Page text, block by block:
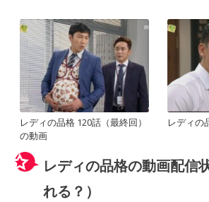
レディの品格 120話（最終回）
の動画
レディの
レディの品格の動画配信
れる？）